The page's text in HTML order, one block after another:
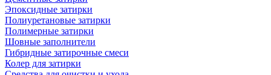
Эпоксидные затирки
Полиуретановые затирки
Полимерные затирки
Шовные заполнители
Гибридные затирочные смеси
Колер для затирки